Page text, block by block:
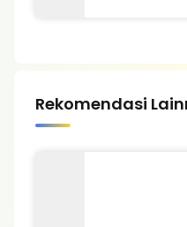
Rekomendasi